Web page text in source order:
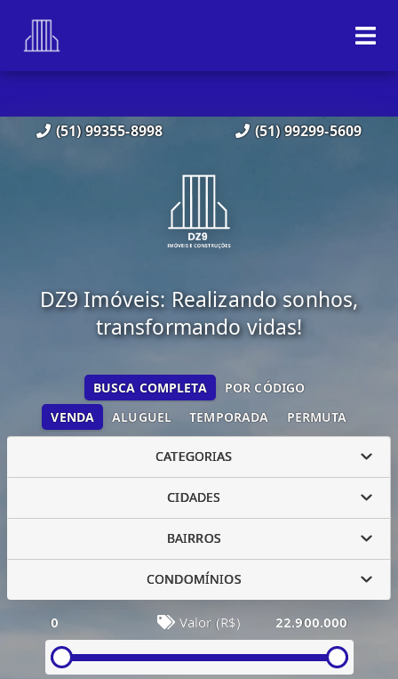
(51) 99355-8998 (51) 99299-5609
DZ9 Imóveis: Realizando sonhos,
transformando vidas!
VENDA ALUGUEL TEMPORADA PERMUTA
BUSCA COMPLETA POR CÓDIGO
CATEGORIAS
CIDADES
BAIRROS
CONDOMÍNIOS
0 Valor (R$) 22.900.000